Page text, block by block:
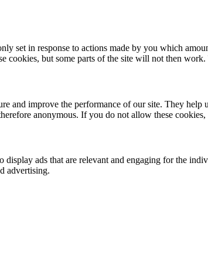
set in response to actions made by you which
but some parts of the site will not then
and improve the performance of our site. They
anonymous. If you do not allow these
ads that are relevant and engaging for the
advertising.